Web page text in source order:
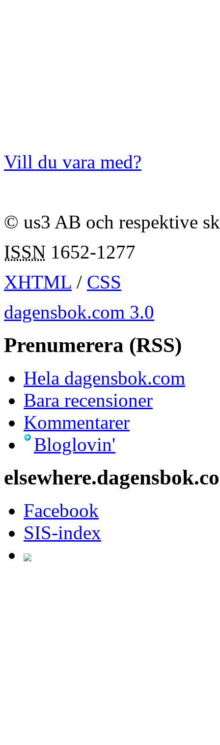
Vill du vara med?
© us3 AB och respektive
ISSN 1652-1277
XHTML / CSS
dagensbok.com 3.0
Prenumerera (RSS)
Hela dagensbok.com
Bara recensioner
Kommentarer
Bloglovin'
Facebook
SIS-index